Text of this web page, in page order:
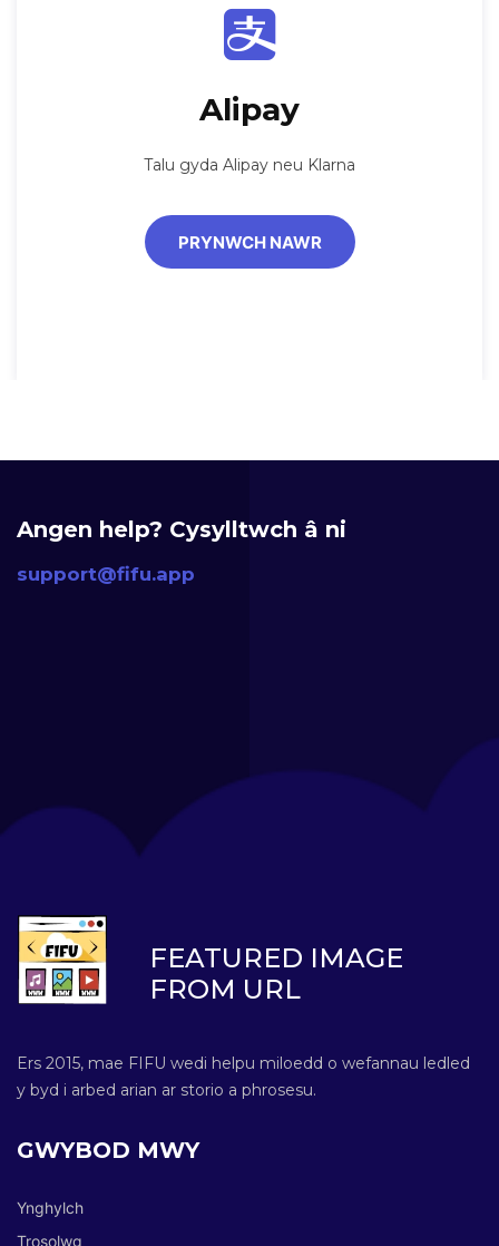
Alipay
Talu gyda Alipay neu Klarna
PRYNWCH NAWR
Angen help? Cysylltwch â ni
support@fifu.app
FEATURED IMAGE
FROM URL
Ers 2015, mae FIFU wedi helpu miloedd o wefannau ledled
y byd i arbed arian ar storio a phrosesu.
GWYBOD MWY
Ynghylch
Trosolwg